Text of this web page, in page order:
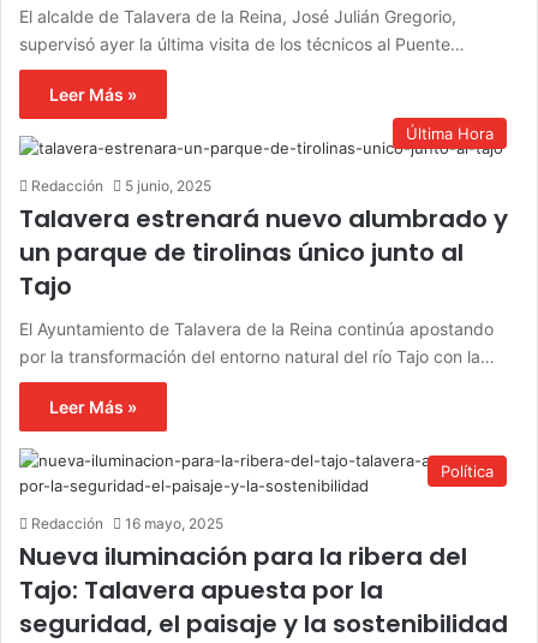
El alcalde de Talavera de la Reina, José Julián Gregorio,
supervisó ayer la última visita de los técnicos al Puente…
Leer Más »
Última Hora
Redacción 5 junio, 2025
Talavera estrenará nuevo alumbrado y
un parque de tirolinas único junto al
Tajo
El Ayuntamiento de Talavera de la Reina continúa apostando
por la transformación del entorno natural del río Tajo con la…
Leer Más »
Política
Redacción 16 mayo, 2025
Nueva iluminación para la ribera del
Tajo: Talavera apuesta por la
seguridad, el paisaje y la sostenibilidad